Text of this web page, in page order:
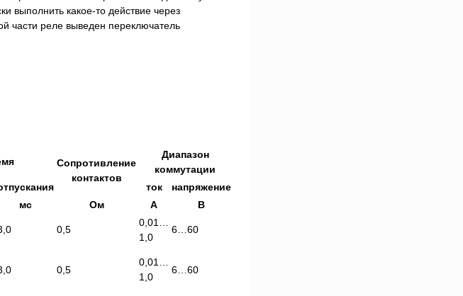
выполнить какое-то действие через
части реле выведен переключатель
Сопротивление
контактов
Диапазон
коммутации
ток
напряжение
мс Ом А
В
0,5
0,01…
1,0
6…60
0,5
0,01…
1,0
6…60